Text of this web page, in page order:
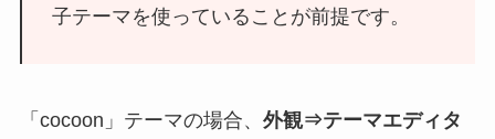
子テーマを使っていることが前提です。
「cocoon」テーマの場合、 外観⇒テーマエディタ